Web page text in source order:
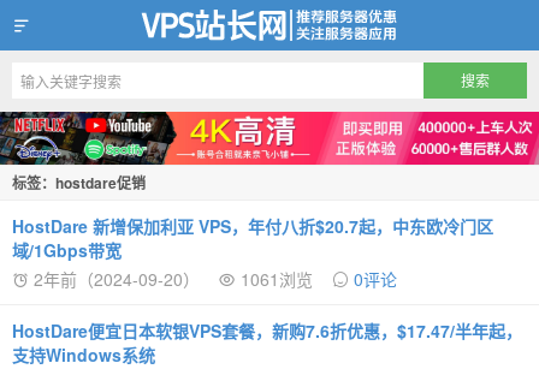
VPS站长网
标签：hostdare促销
HostDare 新增保加利亚 VPS，年付八折$20.7起，中东欧冷门区
域/1Gbps带宽
2年前（2024-09-20）
1061浏览 0评论
HostDare便宜日本软银VPS套餐，新购7.6折优惠，$17.47/半年起，
支持Windows系统